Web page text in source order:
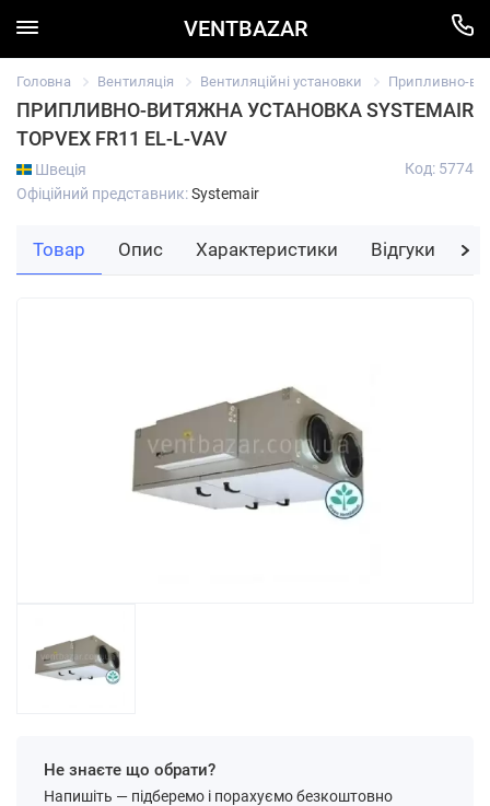
VENTBAZAR
Головна Вентиляція Вентиляційні установки Припливно-
ПРИПЛИВНО-ВИТЯЖНА УСТАНОВКА SYSTEMAIR
TOPVEX FR11 EL-L-VAV
Швеція
Офіційний представник:Systemair
Код: 5774
Не знаєте що обрати?
Напишіть — підберемо і порахуємо безкоштовно
Товар Опис Характеристики Відгуки